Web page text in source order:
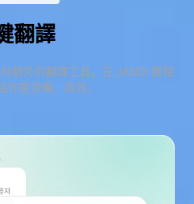
翻譯
額外的翻譯工具，在 JANDI 實現
作更流暢、高效。